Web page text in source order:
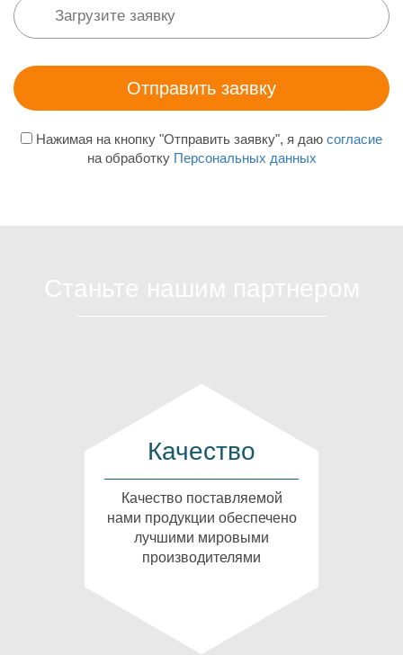
Нажимая на кнопку "Отправить заявку", я даю согласие
на обработку Персональных данных
Качество
Качество поставляемой
нами продукции обеспечено
лучшими мировыми
производителями